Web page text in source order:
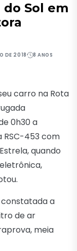
Sol em
DE 2018 8 ANOS
carro na Rota
0h30 a
453 com
quando
a
de ar
meia